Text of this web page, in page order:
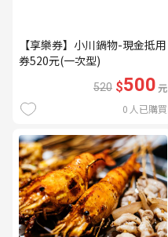
【享樂券】小川鍋物-現金抵用
券520元(一次型)
520 $500元
0 人已購買